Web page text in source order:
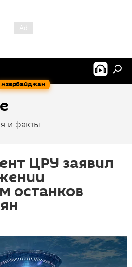
Азербайджан
и факты
ЦРУ заявил
останков